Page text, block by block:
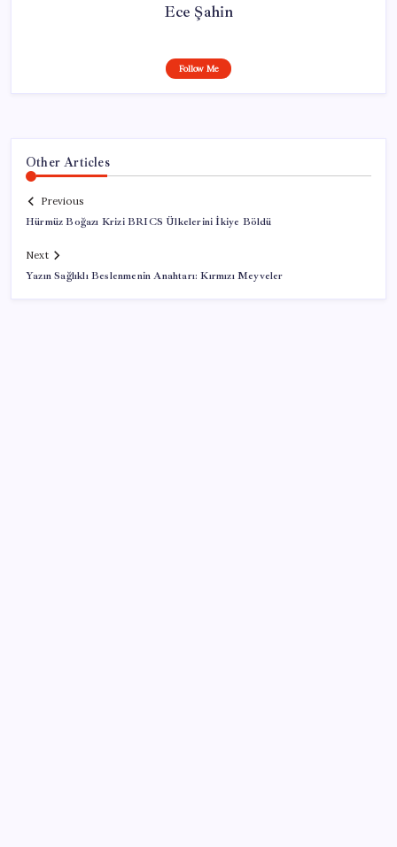
Ece Şahin
Follow Me
Other Articles
Previous
Hürmüz Boğazı Krizi BRICS Ülkelerini İkiye Böldü
Next
Yazın Sağlıklı Beslenmenin Anahtarı: Kırmızı Meyveler